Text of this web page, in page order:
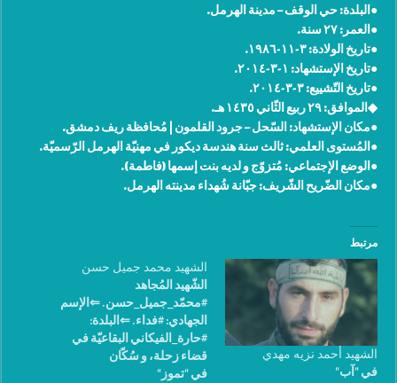
●البلدة: ‫‏حي الوقف – مدينة ‫‏الهرمل.
●العمر: ٢٧ سنة.
●تاريخ الولادة: ٣-١١-١٩٨٦.
●تاريخ الإستشهاد: ١-٣-٢٠١٤.
●تاريخ التّشييع: ٣-٣-٢٠١٤.
◆الموافق: ٢٩ ربيع الثّاني ١٤٣٥ هـ.
●مكان الإستشهاد: ‫‏السّحل – جرود القلمون | مُحافظة ريف دمشق.
●المُستوى العلمي: ثالث سنة هندسة ديكور في مهنيّة الهرمل الرّسميّة.
●الوضع الإجتماعي: مُتزوّج و لديه بنت إسمها (فاطمة).
●مكان الضّريح الشّريف: جبّانة شُهداء مدينته الهرمل.
مرتبط
الشهيد أحمد نزيه مهدي
في "آب"
الشهيد محمد جميل حسن
الشّهيد المُجاهد
#محمّد_جميل_حسن. ⇐الإسم
الجهادي: #فداء. ⇐البلدة:
#حارة_الفيكاني البقاعيّة في
قضاء زحلة، و سُكّان
#علي_النّهري في قضاء زحلة
في "تموز"